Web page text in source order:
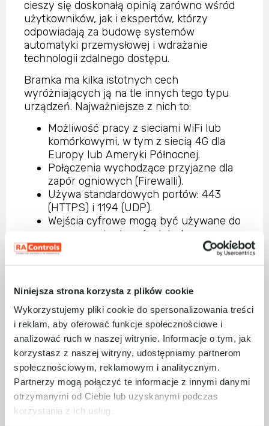
Niniejsza strona korzysta z plików cookie
Wykorzystujemy pliki cookie do spersonalizowania treści
i reklam, aby oferować funkcje społecznościowe i
analizować ruch w naszej witrynie. Informacje o tym, jak
korzystasz z naszej witryny, udostępniamy partnerom
społecznościowym, reklamowym i analitycznym.
Partnerzy mogą połączyć te informacje z innymi danymi
otrzymanymi od Ciebie lub uzyskanymi podczas
korzystania z ich usług.
cieszy się doskonałą opinią zarówno wśród
użytkowników, jak i ekspertów, którzy
odpowiadają za budowę systemów
automatyki przemysłowej i wdrażanie
technologii zdalnego dostępu.
Bramka ma kilka istotnych cech
wyróżniających ją na tle innych tego typu
urządzeń. Najważniejsze z nich to:
Możliwość pracy z sieciami WiFi lub
komórkowymi, w tym z siecią 4G dla
Europy lub Ameryki Północnej.
Połączenia wychodzące przyjazne dla
zapór ogniowych (Firewalli).
Używa standardowych portów: 443
(HTTPS) i 1194 (UDP).
Wejścia cyfrowe mogą być używane do
generowania alarmów lub do
zarządzania połączeniem internetowym.
Możliwość zastosowania karty SD do
Możliwość przyłączenia przekaźników
programowalnych mikro PLC poprzez
USB.
Zasilacz 24 VDC i montaż na szynie DIN.
W przypadku zainteresowania wdrożeniem
technologii zdalnego dostępu w swoim
przedsiębiorstwie warto skorzystać z
poniższego formularza kontaktowego.
Inżynierowie RAControls oferują wsparcie w
zakresie doboru, wdrożenia oraz